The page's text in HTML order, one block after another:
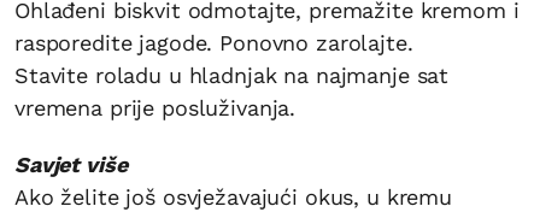
Ohlađeni biskvit odmotajte, premažite kremom i
rasporedite jagode. Ponovno zarolajte.
Stavite roladu u hladnjak na najmanje sat
vremena prije posluživanja.
Savjet više
Ako želite još osvježavajući okus, u kremu